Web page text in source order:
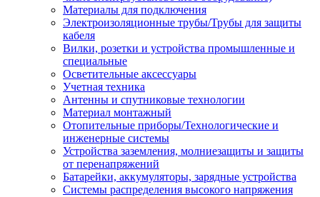
Материалы для подключения
Электроизоляционные трубы/Трубы для защиты
кабеля
Вилки, розетки и устройства промышленные и
специальные
Осветительные аксессуары
Учетная техника
Антенны и спутниковые технологии
Материал монтажный
Отопительные приборы/Технологические и
инженерные системы
Устройства заземления, молниезащиты и защиты
от перенапряжений
Батарейки, аккумуляторы, зарядные устройства
Системы распределения высокого напряжения